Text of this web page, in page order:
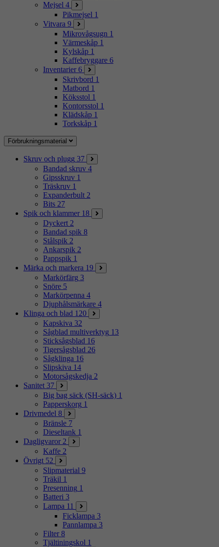
Mejsel 4
Pikmejsel 1
Vitvara 9
Mikrovågsugn 1
Värmeskåp 1
Kylskåp 1
Kaffebryggare 6
Inventarier 6
Skrivbord 1
Matbord 1
Köksstol 1
Kontorsstol 1
Klädskåp 1
Torkskåp 1
Förbrukningsmaterial
Skruv och plugg 37
Bandad skruv 4
Gipsskruv 1
Träskruv 1
Expanderbult 2
Bits 27
Spik och klammer 18
Dyckert 2
Bandad spik 8
Stålspik 2
Ankarspik 2
Pappspik 1
Märka och markera 19
Markörfärg 3
Snöre 5
Markörpenna 4
Djuphålsmärkare 4
Klinga och blad 120
Kapskiva 32
Sågblad multiverktyg 13
Sticksågsblad 16
Tigersågsblad 26
Sågklinga 16
Slipskiva 14
Motorsågskedja 2
Sanitet 37
Big bag säck (SH-säck) 1
Papperskorg 1
Drivmedel 8
Bränsle 7
Dieseltank 1
Dagligvaror 2
Kaffe 2
Övrigt 52
Slipmaterial 9
Träkil 1
Presenning 1
Batteri 3
Lampa 11
Ficklampa 3
Pannlampa 3
Filter 8
Tjältiningskol 1